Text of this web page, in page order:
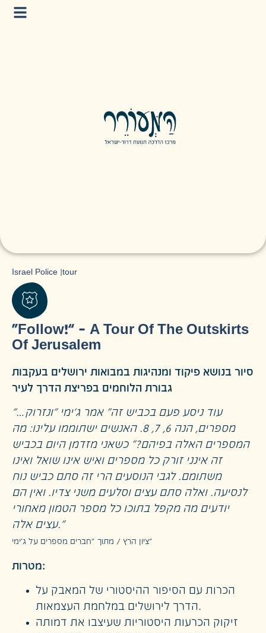
Israel Police tour
“Follow!” – A Tour Of The Outskirts
Of Jerusalem
סיור בנושא פיקוד ומנהיגות במבואות ירושלים בעקבות
גבורת הלוחמים בפריצת הדרך לעיר
"…עוד ניסע פעם בכביש זה" אמר ג'ימי "ונזרוק
מספרים, הנה 6, 7, 8. האנשים ישתוממו עלינו: מה
המספרים האלה בפיהם?" כשאני מזדמן היום בכביש
זה אינני זורק כל מספרים ואיש אינו שואל ואינו
משתומם. לגבי הנוסעים הרי זה סתם כביש נוח
לנסיעה. ואלה סתם עצים וסלעים משני צדיו. ואין הם
יודעים מה מקפל בתוכו כל מספר הטמון מאחורי
עצים אלה."
ציון הרץ / מתוך "חברים מספרים על ג'ימי"
מטרות:
הכרות עם הסיפור ההיסטורי של המאבק על
הדרך לירושלים במלחמת העצמאות.
זיקוק הכרעות היסטוריות שעיצבו את דמותה